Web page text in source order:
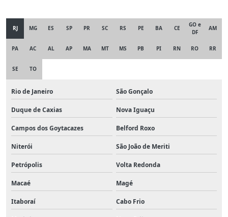
RJ MG ES SP PR SC RS PE BA CE
GO e
DF
AM
PA AC AL AP MA MT MS PB PI RN RO RR
SE TO
Rio de Janeiro São Gonçalo
Duque de Caxias Nova Iguaçu
Campos dos Goytacazes Belford Roxo
Niterói São João de Meriti
Petrópolis Volta Redonda
Macaé Magé
Itaboraí Cabo Frio